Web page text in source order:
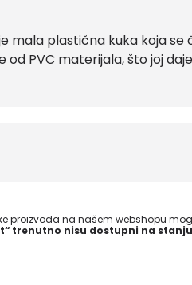
mala plastična kuka koja
od PVC materijala, što joj
proizvoda na našem webshopu
trenutno nisu dostupni na